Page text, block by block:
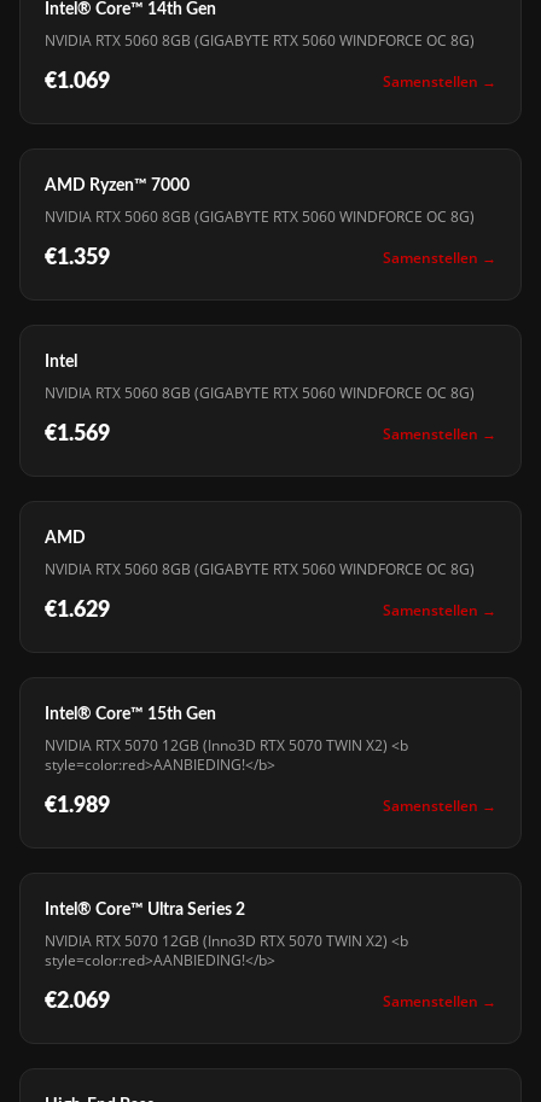
Intel® Core™ 14th Gen
NVIDIA RTX 5060 8GB (GIGABYTE RTX 5060 WINDFORCE OC 8G)
€1.069 Samenstellen →
AMD Ryzen™ 7000
NVIDIA RTX 5060 8GB (GIGABYTE RTX 5060 WINDFORCE OC 8G)
€1.359 Samenstellen →
Intel
NVIDIA RTX 5060 8GB (GIGABYTE RTX 5060 WINDFORCE OC 8G)
€1.569 Samenstellen →
AMD
NVIDIA RTX 5060 8GB (GIGABYTE RTX 5060 WINDFORCE OC 8G)
€1.629 Samenstellen →
Intel® Core™ 15th Gen
NVIDIA RTX 5070 12GB (Inno3D RTX 5070 TWIN X2) <b
style=color:red>AANBIEDING!</b>
€1.989 Samenstellen →
Intel® Core™ Ultra Series 2
NVIDIA RTX 5070 12GB (Inno3D RTX 5070 TWIN X2) <b
style=color:red>AANBIEDING!</b>
€2.069 Samenstellen →